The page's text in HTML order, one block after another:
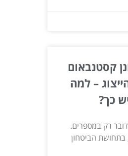
קסטנבאום
– למה
כך?
רק במספרים.
הביטחון